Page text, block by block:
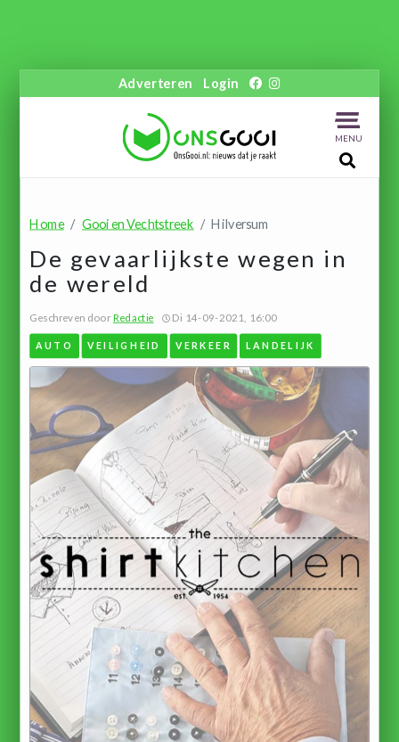
Adverteren Login
MENU
Home Gooi en Vechtstreek Hilversum
De gevaarlijkste wegen in
de wereld
Geschreven doorRedactie Di 14-09-2021, 16:00
AUTO VEILIGHEID VERKEER LANDELIJK